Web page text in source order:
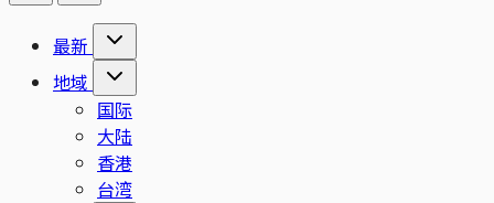
最新
地域
国际
大陆
香港
台湾